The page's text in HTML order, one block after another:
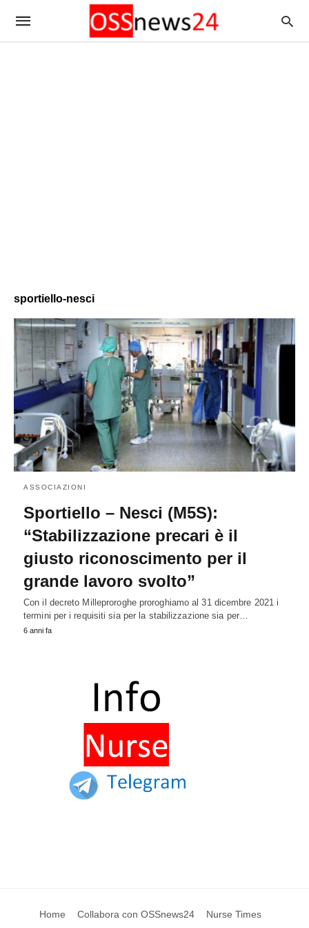
sportiello-nesci
ASSOCIAZIONI
Sportiello – Nesci (M5S):
“Stabilizzazione precari è il
giusto riconoscimento per il
grande lavoro svolto”
Con il decreto Milleproroghe proroghiamo al 31 dicembre 2021 i
termini per i requisiti sia per la stabilizzazione sia per…
6 anni fa
Home Collabora con OSSnews24 Nurse Times